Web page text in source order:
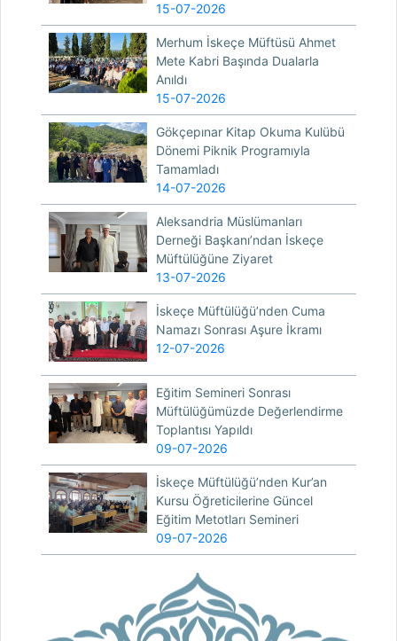
15-07-2026
Merhum İskeçe Müftüsü Ahmet
Mete Kabri Başında Dualarla
Anıldı
15-07-2026
Gökçepınar Kitap Okuma Kulübü
Dönemi Piknik Programıyla
Tamamladı
14-07-2026
Aleksandria Müslümanları
Derneği Başkanı’ndan İskeçe
Müftülüğüne Ziyaret
13-07-2026
İskeçe Müftülüğü’nden Cuma
Namazı Sonrası Aşure İkramı
12-07-2026
Eğitim Semineri Sonrası
Müftülüğümüzde Değerlendirme
Toplantısı Yapıldı
09-07-2026
İskeçe Müftülüğü’nden Kur’an
Kursu Öğreticilerine Güncel
Eğitim Metotları Semineri
09-07-2026